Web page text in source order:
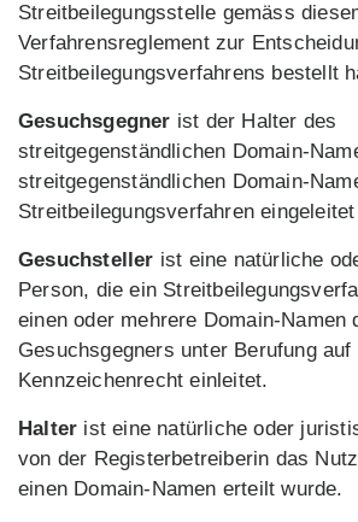
Streitbeilegungsstelle gemäss
Verfahrensreglement zur
Streitbeilegungsverfahrens bestellt
Gesuchsgegner ist der Halter des
streitgegenständlichen Domain-
streitgegenständlichen Domain-
Streitbeilegungsverfahren
Gesuchsteller ist eine natürliche
Person, die ein
einen oder mehrere Domain-Namen
Gesuchsgegners unter Berufung auf
Kennzeichenrecht einleitet.
Halter ist eine natürliche oder
von der Registerbetreiberin das
einen Domain-Namen erteilt wurde.